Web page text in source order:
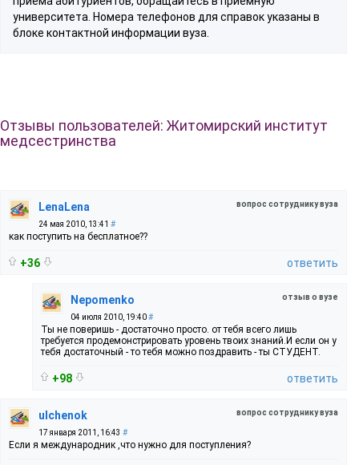
университета. Номера телефонов для справок указаны в
блоке контактной информации вуза.
Отзывы пользователей: Житомирский институт
медсестринства
вопрос сотруднику вуза
LenaLena
24 мая 2010, 13:41 #
как поступить на бесплатное??
+36 ответить
отзыв о вузе
Nepomenko
04 июля 2010, 19:40#
Ты не поверишь - достаточно просто. от тебя всего лишь
требуется продемонстрировать уровень твоих знаний.И если он у
тебя достаточный - то тебя можно поздравить - ты СТУДЕНТ.
+98 ответить
вопрос сотруднику вуза
ulchenok
17 января 2011, 16:43 #
Если я международник ,что нужно для поступления?